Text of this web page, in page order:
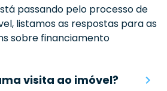
passando pelo processo de
listamos as respostas para as
sobre financiamento
visita ao imóvel?